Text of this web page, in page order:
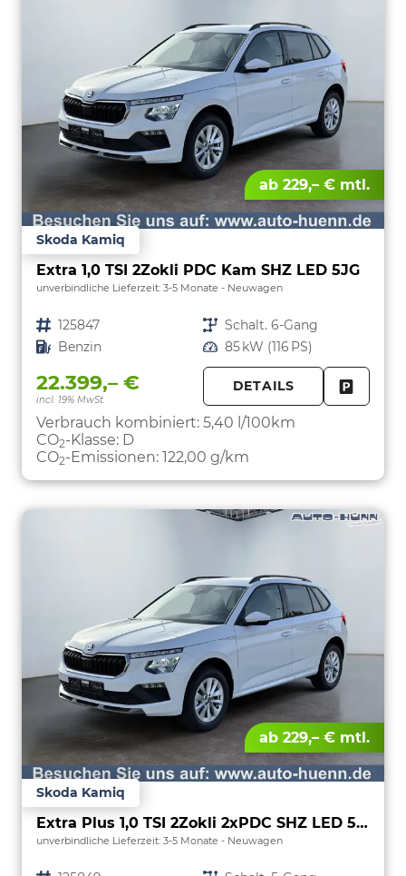
ab 229,– € mtl.
Skoda Kamiq
Extra 1,0 TSI 2Zokli PDC Kam SHZ LED 5JG
unverbindliche Lieferzeit: 3-5 Monate Neuwagen
Fahrzeugnr. 125847 Getriebe Schalt. 6-Gang
Kraftstoff Benzin Leistung 85 kW (116 PS)
22.399,– €
incl. 19% MwSt.
DETAILS
Verbrauch kombiniert: 5,40 l/100km
CO2-Klasse: D
CO2-Emissionen: 122,00 g/km
ab 229,– € mtl.
Skoda Kamiq
Extra Plus 1,0 TSI 2Zokli 2xPDC SHZ LED 5JG
unverbindliche Lieferzeit: 3-5 Monate Neuwagen